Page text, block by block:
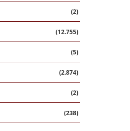
(2)
(12.755)
(5)
(2.874)
(2)
(238)